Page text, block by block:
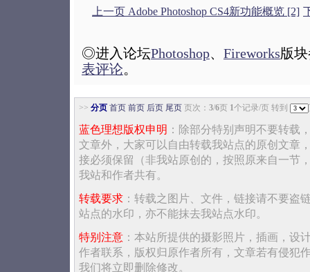
上一页 Adobe Photoshop CS4新功能概览 [2]
◎进入论坛Photoshop、 Fireworks版
表评论。
>> 分页 首页 前页 后页 尾页 页次： 3/6页 1个记录/页 转到
蓝色理想版权申明 ：除部分特别声明不要转载
文章外，大家可以自由转载我站点的原创文章
接必须保留（非我站原创的，按照原来自一节
我站和作者共有。
转载要求 ：转载之图片、文件，链接请不要盗
站点的水印，亦不能抹去我站点水印。
特别注意 ：本站所提供的摄影照片，插画，设
作者联系，版权归原作者所有，文章若有侵犯
我们将立即删除修改。